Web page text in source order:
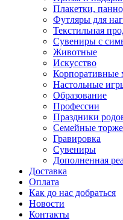
Плакетки,
Футляры для
Текстильная
Сувениры с
Животные
Искусство
Корпоративные
Настольные
Образование
Профессии
Праздники
Семейные
Гравировка
Сувениры
Дополненная
Доставка
Оплата
Как до нас добраться
Новости
Контакты